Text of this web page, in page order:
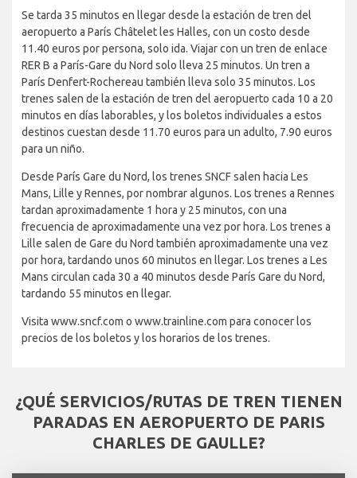
Se tarda 35 minutos en llegar desde la estación de tren del
aeropuerto a París Châtelet les Halles, con un costo desde
11.40 euros por persona, solo ida. Viajar con un tren de enlace
RER B a París-Gare du Nord solo lleva 25 minutos. Un tren a
París Denfert-Rochereau también lleva solo 35 minutos. Los
trenes salen de la estación de tren del aeropuerto cada 10 a 20
minutos en días laborables, y los boletos individuales a estos
destinos cuestan desde 11.70 euros para un adulto, 7.90 euros
para un niño.
Desde París Gare du Nord, los trenes SNCF salen hacia Les
Mans, Lille y Rennes, por nombrar algunos. Los trenes a Rennes
tardan aproximadamente 1 hora y 25 minutos, con una
frecuencia de aproximadamente una vez por hora. Los trenes a
Lille salen de Gare du Nord también aproximadamente una vez
por hora, tardando unos 60 minutos en llegar. Los trenes a Les
Mans circulan cada 30 a 40 minutos desde París Gare du Nord,
tardando 55 minutos en llegar.
Visita www.sncf.com o www.trainline.com para conocer los
precios de los boletos y los horarios de los trenes.
¿QUÉ SERVICIOS/RUTAS DE TREN TIENEN
PARADAS EN AEROPUERTO DE PARIS
CHARLES DE GAULLE?